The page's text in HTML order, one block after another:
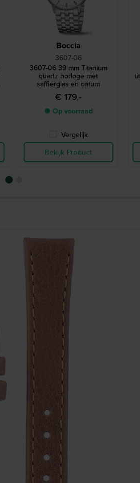
Boccia
3607-06
3607-06 39 mm Titanium
quartz horloge met
saffierglas en datum
€ 179,-
● Op voorraad
Vergelijk
Bekijk Product